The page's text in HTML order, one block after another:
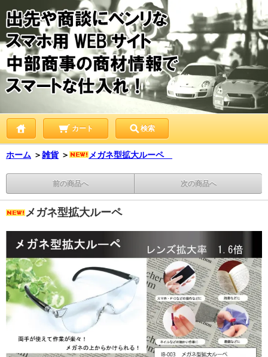
カート 検索
ホーム ＞雑貨 ＞ メガネ型拡大ルーペ
前の商品へ 次の商品へ
メガネ型拡大ルーペ